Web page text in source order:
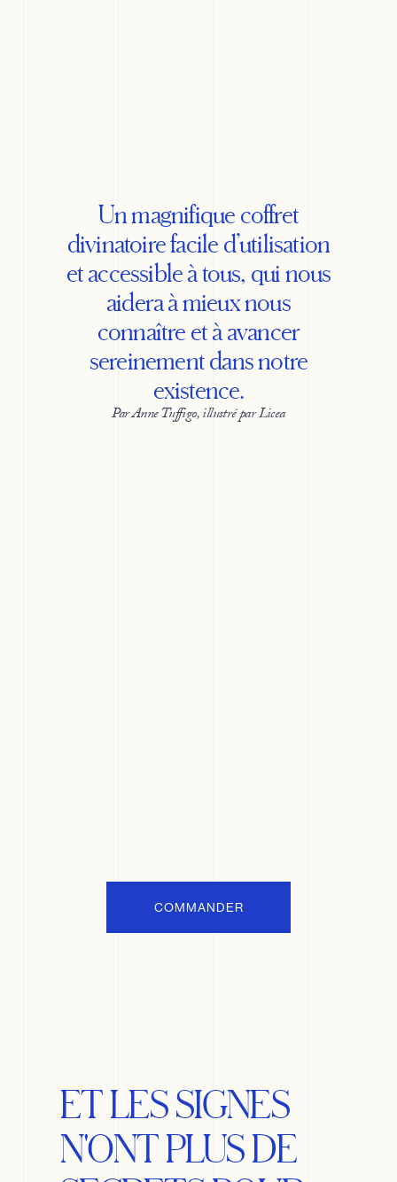
Un magnifique coffret
divinatoire facile d’utilisation
et accessible à tous, qui nous
aidera à mieux nous
connaître et à avancer
sereinement dans notre
existence.
Par Anne Tuffigo, illustré par Licea
COMMANDER
ET LES SIGNES
N'ONT PLUS DE